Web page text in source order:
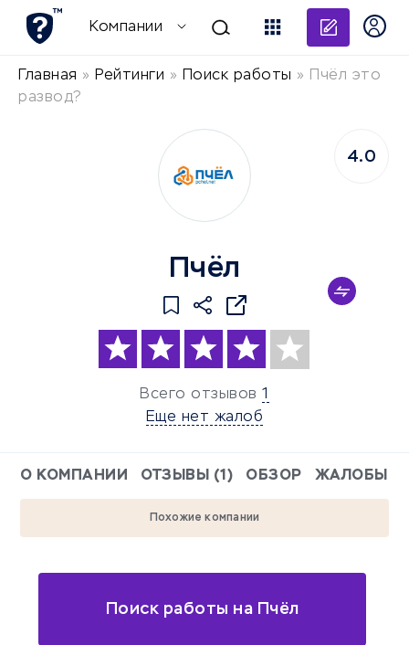
Компании
Главная » Рейтинги » Поиск работы »
Пчёл это
развод?
Пчёл
Всего отзывов 1
Еще нет жалоб
4.0
О КОМПАНИИ ОТЗЫВЫ (1) ОБЗОР ЖАЛОБЫ
Похожие компании
Поиск работы на Пчёл